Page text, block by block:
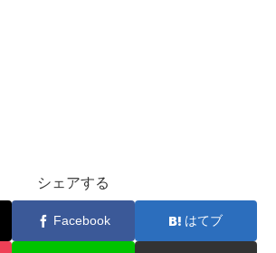
シェアする
Facebook はてブ